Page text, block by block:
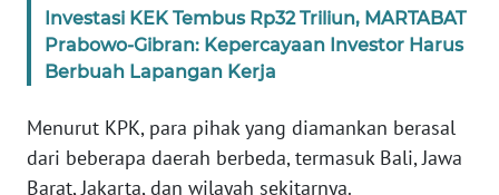
Investasi KEK Tembus Rp32 Triliun, MARTABAT
Prabowo-Gibran: Kepercayaan Investor Harus
Berbuah Lapangan Kerja
Menurut KPK, para pihak yang diamankan berasal
dari beberapa daerah berbeda, termasuk Bali, Jawa
Barat, Jakarta, dan wilayah sekitarnya.
WN
NTT
KEPRI